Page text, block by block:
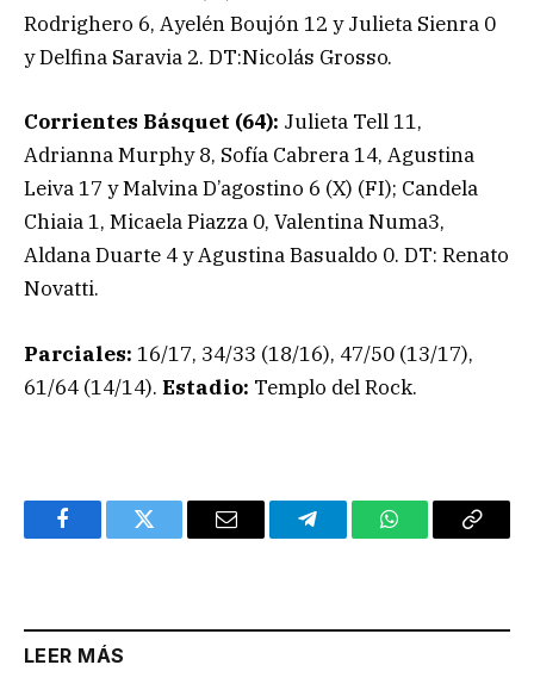
Rodrighero 6, Ayelén Boujón 12 y Julieta Sienra 0
y Delfina Saravia 2. DT:Nicolás Grosso.
Corrientes Básquet (64): Julieta Tell 11,
Adrianna Murphy 8, Sofía Cabrera 14, Agustina
Leiva 17 y Malvina D’agostino 6 (X) (FI); Candela
Chiaia 1, Micaela Piazza 0, Valentina Numa3,
Aldana Duarte 4 y Agustina Basualdo 0. DT: Renato
Novatti.
Parciales: 16/17, 34/33 (18/16), 47/50 (13/17),
61/64 (14/14). Estadio: Templo del Rock.
FacebookTwitter Email TelegramWhatsAppCopy
LEER MÁS